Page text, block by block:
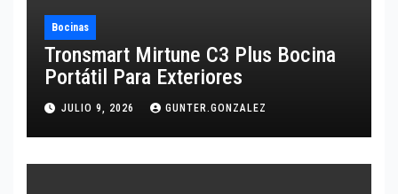
Bocinas
Tronsmart Mirtune C3 Plus Bocina
Portátil Para Exteriores
JULIO 9, 2026 GUNTER.GONZALEZ